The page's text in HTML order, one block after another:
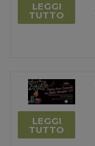
LEGGI
TUTTO
LEGGI
TUTTO